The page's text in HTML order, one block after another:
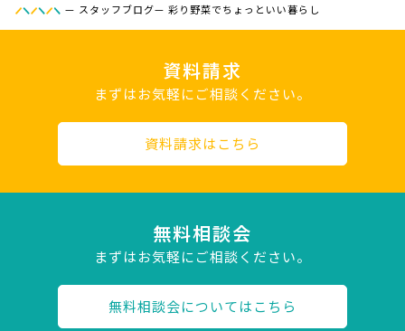
— スタッフブログ— 彩り野菜でちょっといい暮らし
資料請求
まずはお気軽にご相談ください。
資料請求はこちら
無料相談会
まずはお気軽にご相談ください。
無料相談会についてはこちら